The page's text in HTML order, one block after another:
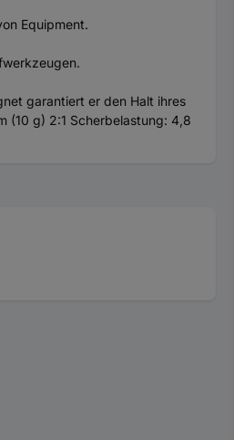
Equipment.
garantiert er den Halt ihres
(10 g) 2:1 Scherbelastung: 4,8